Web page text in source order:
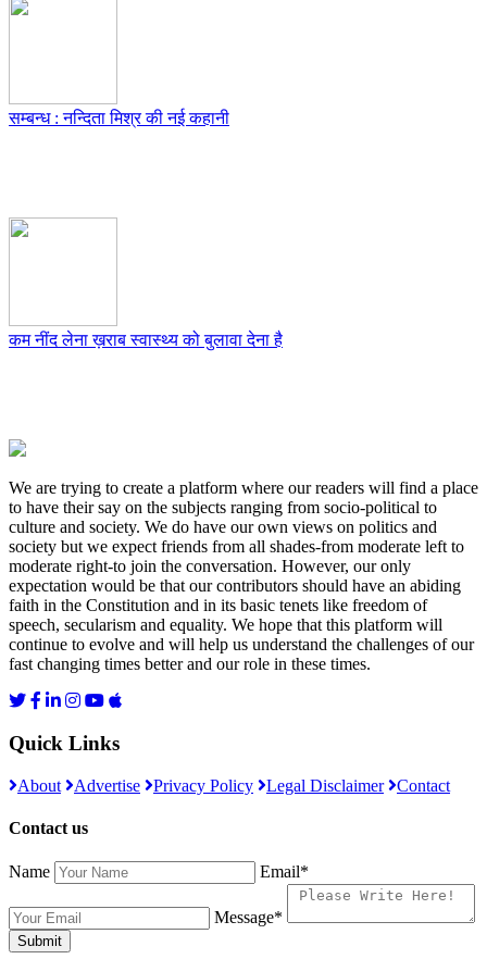
सम्बन्ध : नन्दिता मिश्र की नई कहानी
कम नींद लेना ख़राब स्वास्थ्य को बुलावा देना है
We are trying to create a platform where our readers will find a place
to have their say on the subjects ranging from socio-political to
culture and society. We do have our own views on politics and
society but we expect friends from all shades-from moderate left to
moderate right-to join the conversation. However, our only
expectation would be that our contributors should have an abiding
faith in the Constitution and in its basic tenets like freedom of
speech, secularism and equality. We hope that this platform will
continue to evolve and will help us understand the challenges of our
fast changing times better and our role in these times.
Quick Links
About Advertise Privacy Policy Legal Disclaimer Contact
Contact us
Name Email*
Message*